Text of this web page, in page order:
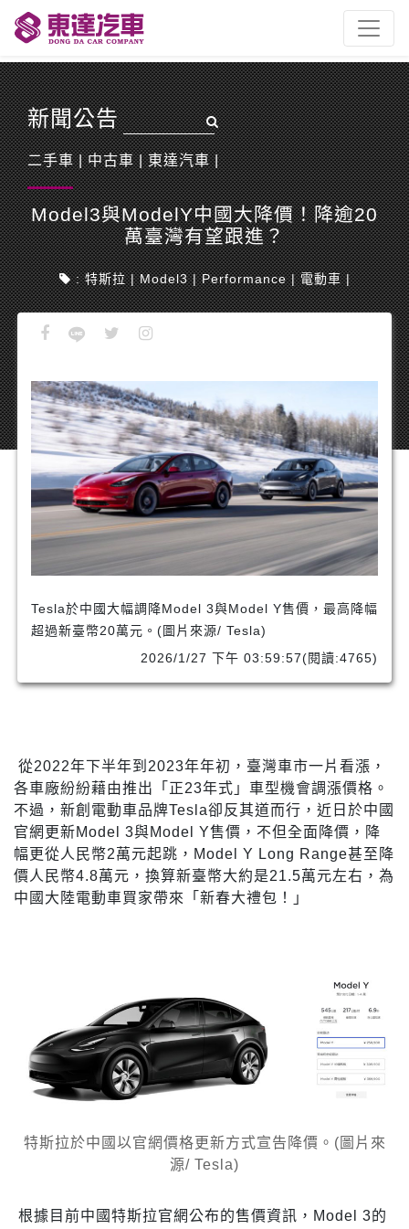
新聞公告
二手車|中古車|東達汽車|
Model3與ModelY中國大降價！降逾20
萬臺灣有望跟進？
:特斯拉|Model3|Performance|電動車|
Tesla於中國大幅調降Model 3與Model Y售價，最高降幅
超過新臺幣20萬元。(圖片來源/ Tesla)
2026/1/27 下午 03:59:57(閱讀:4765)
從2022年下半年到2023年年初，臺灣車市一片看漲，
各車廠紛紛藉由推出「正23年式」車型機會調漲價格。
不過，新創電動車品牌Tesla卻反其道而行，近日於中國
官網更新Model 3與Model Y售價，不但全面降價，降
幅更從人民幣2萬元起跳，Model Y Long Range甚至降
價人民幣4.8萬元，換算新臺幣大約是21.5萬元左右，為
中國大陸電動車買家帶來「新春大禮包！」
特斯拉於中國以官網價格更新方式宣告降價。(圖片來
源/ Tesla)
根據目前中國特斯拉官網公布的售價資訊，Model 3的